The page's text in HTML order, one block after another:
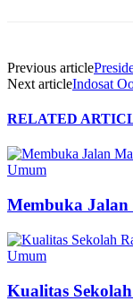
Previous article
Next articleIndosat
RELATED
Umum
Membuka Jalan
Umum
Kualitas